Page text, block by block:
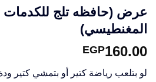
عرض (حافظه تلج للكدمات
المغنطيسي)
EGP160.00
لو بتلعب رياضة كتير أو بتمشي كتير